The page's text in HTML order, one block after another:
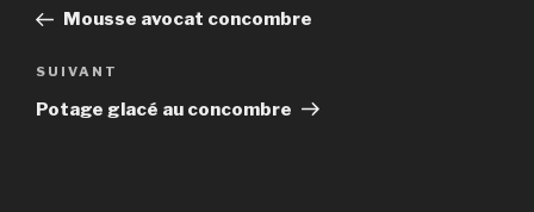
l’article
précédent
Mousse avocat concombre
Article
suivant
SUIVANT
Potage glacé au concombre